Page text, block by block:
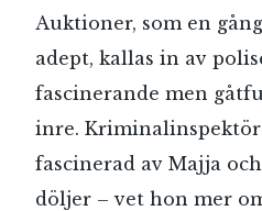
Auktioner, som en
adept, kallas in av
fascinerande men
inre.
fascinerad av Majja
döljer – vet hon mer